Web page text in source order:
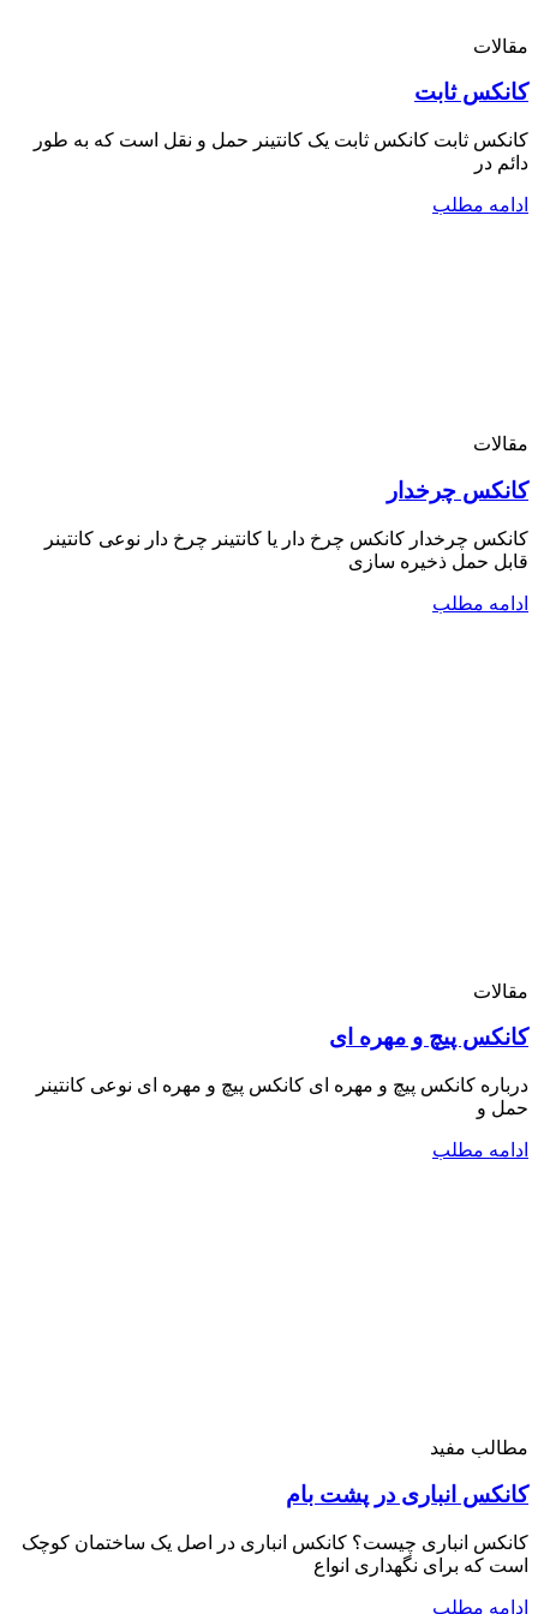
مقالات
کانکس ثابت
کانکس ثابت کانکس ثابت یک کانتینر حمل و نقل است که به طور
دائم در
ادامه مطلب
مقالات
کانکس چرخدار
کانکس چرخدار کانکس چرخ دار یا کانتینر چرخ دار نوعی کانتینر
قابل حمل ذخیره سازی
ادامه مطلب
مقالات
کانکس پیچ و مهره ای
درباره کانکس پیچ و مهره ای کانکس پیچ و مهره ای نوعی کانتینر
حمل و
ادامه مطلب
مطالب مفید
کانکس انباری در پشت بام
کانکس انباری چیست؟ کانکس انباری در اصل یک ساختمان کوچک
است که برای نگهداری انواع
ادامه مطلب